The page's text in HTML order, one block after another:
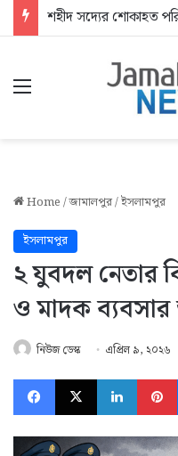
Menu
Home/জামালপুর/ইসলামপুর
ইসলামপুর
২ যুবদল নেতার
ও মাদক
নিউজ ডেস্ক এপ্রিল ৯, ২০২৬
Facebook
X